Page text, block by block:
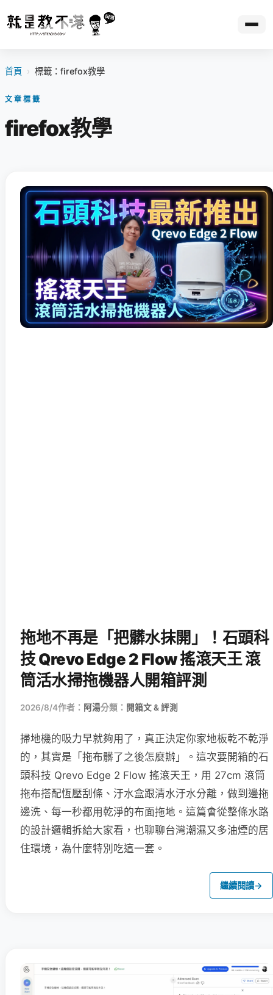
首頁 › 標籤：firefox教學
文章標籤
firefox教學
拖地不再是「把髒水抹開」！石頭科
技 Qrevo Edge 2 Flow 搖滾天王 滾
筒活水掃拖機器人開箱評測
2026/8/4作者： 阿湯分類： 開箱文 & 評測
掃地機的吸力早就夠用了，真正決定你家地板乾不乾淨
的，其實是「拖布髒了之後怎麼辦」。這次要開箱的石
頭科技 Qrevo Edge 2 Flow 搖滾天王，用 27cm 滾筒
拖布搭配恆壓刮條、汙水盒跟清水汙水分離，做到邊拖
邊洗、每一秒都用乾淨的布面拖地。這篇會從整條水路
的設計邏輯拆給大家看，也聊聊台灣潮濕又多油煙的居
住環境，為什麼特別吃這一套。
繼續閱讀→